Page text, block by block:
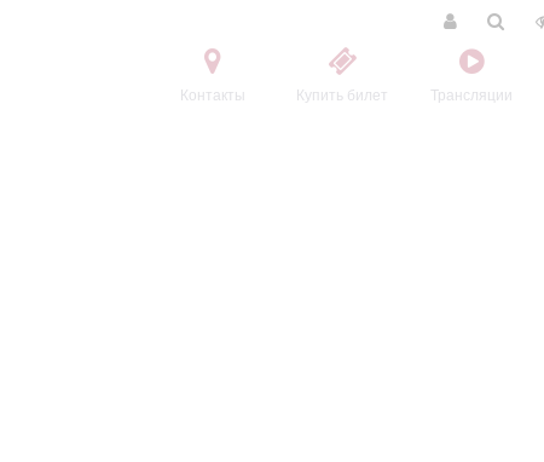
Контакты Купить билет Трансляции